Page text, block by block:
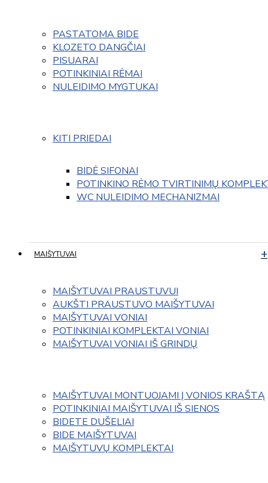
PASTATOMA BIDE
KLOZETO DANGČIAI
PISUARAI
POTINKINIAI RĖMAI
NULEIDIMO MYGTUKAI
KITI PRIEDAI
BIDĖ SIFONAI
POTINKINO RĖMO TVIRTINIMŲ
WC NULEIDIMO MECHANIZMAI
MAIŠYTUVAI
MAIŠYTUVAI PRAUSTUVUI
AUKŠTI PRAUSTUVO MAIŠYTUVAI
MAIŠYTUVAI VONIAI
POTINKINIAI KOMPLEKTAI VONIAI
MAIŠYTUVAI VONIAI IŠ GRINDŲ
MAIŠYTUVAI MONTUOJAMI Į VONIOS KRAŠTĄ
POTINKINIAI MAIŠYTUVAI IŠ SIENOS
BIDETE DUŠELIAI
BIDE MAIŠYTUVAI
MAIŠYTUVŲ KOMPLEKTAI